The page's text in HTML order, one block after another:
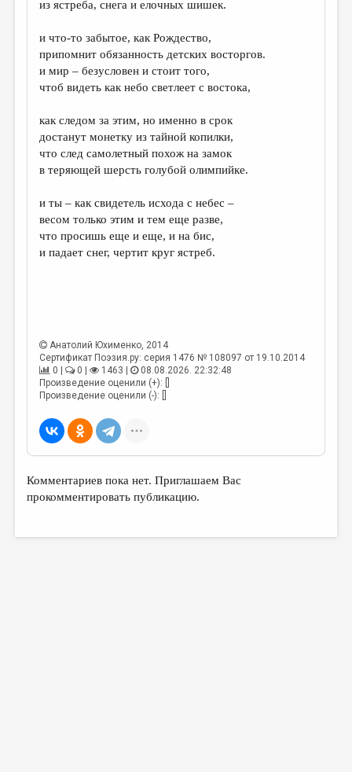
из ястреба, снега и елочных шишек.
и что-то забытое, как Рождество,
припомнит обязанность детских восторгов.
и мир – безусловен и стоит того,
чтоб видеть как небо светлеет с востока,
как следом за этим, но именно в срок
достанут монетку из тайной копилки,
что след самолетный похож на замок
в теряющей шерсть голубой олимпийке.
и ты – как свидетель исхода с небес –
весом только этим и тем еще разве,
что просишь еще и еще, и на бис,
и падает снег, чертит круг ястреб.
Анатолий Юхименко, 2014
Сертификат Поэзия.ру: серия 1476 № 108097 от 19.10.2014
0 |
0 | 1463 |
08.08.2026. 22:32:48
Произведение оценили (+): []
Произведение оценили (-): []
Комментариев пока нет. Приглашаем Вас
прокомментировать публикацию.